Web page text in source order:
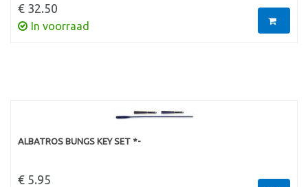
€ 32.50
In voorraad
ALBATROS BUNGS KEY SET *-
€ 5.95